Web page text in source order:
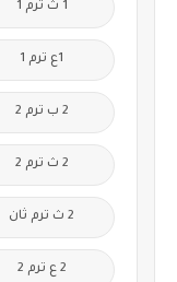
1 ث ترم 1
1ع ترم 1
2 ب ترم 2
2 ث ترم 2
2 ث ترم ثان
2 ع ترم 2